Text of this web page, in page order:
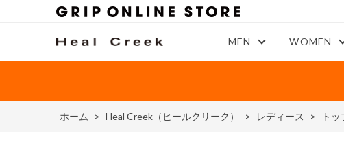
MEN WOMEN
ホーム > Heal Creek（ヒールクリーク） > レディース > トッ